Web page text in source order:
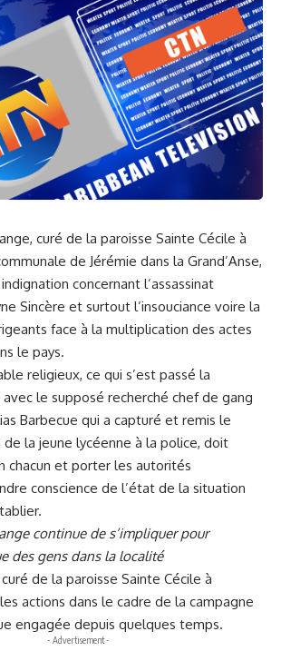
curé de la paroisse Sainte Cécile à
de Jérémie dans la Grand’Anse,
concernant l’assassinat
Sincère et surtout l’insouciance voire la
face à la multiplication des actes
le pays.
religieux, ce qui s’est passé la
le supposé recherché chef de gang
Barbecue qui a capturé et remis le
de la jeune lycéenne à la police, doit
chacun et porter les autorités
conscience de l’état de la situation
continue de s’impliquer pour
des gens dans la localité
de la paroisse Sainte Cécile à
actions dans le cadre de la campagne
engagée depuis quelques temps.
- Advertisement -